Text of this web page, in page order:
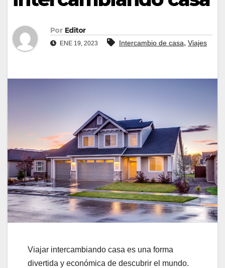
Por Editor
ENE 19, 2023 Intercambio de casa, Viajes
Viajar intercambiando casa es una forma
divertida y económica de descubrir el mundo.